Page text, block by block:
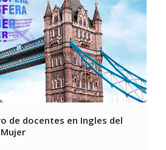
de docentes en Ingles del